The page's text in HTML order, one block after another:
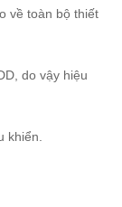
về toàn bộ thiết
do vậy hiệu
khiển.